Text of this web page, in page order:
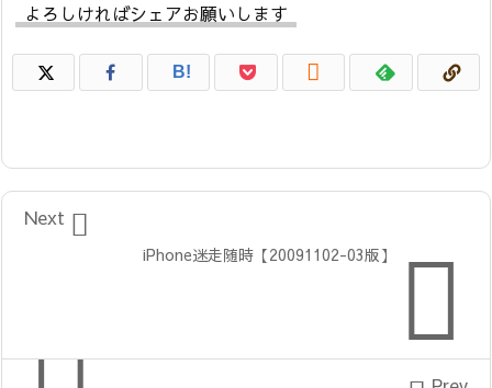
よろしければシェアお願いします
B! 

iPhone迷走随時【20091102-03版】

Next